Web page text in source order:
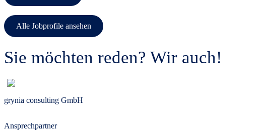
Alle Jobprofile ansehen
Sie möchten reden? Wir auch!
grynia consulting GmbH
Ansprechpartner